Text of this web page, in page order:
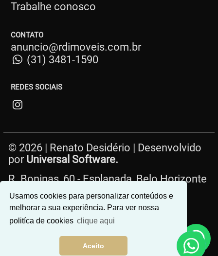
Usamos cookies para personalizar conteúdos e
melhorar a sua experiência. Para ver nossa
politíca de cookies clique aqui
Aceito
Trabalhe conosco
CONTATO
anuncio@rdimoveis.com.br
(31) 3481-1590
REDES SOCIAIS
© 2026 | Renato Desidério | Desenvolvido
por Universal Software.
R. Boninas, 60 - Esplanada, Belo Horizonte
- MG, 30280-220